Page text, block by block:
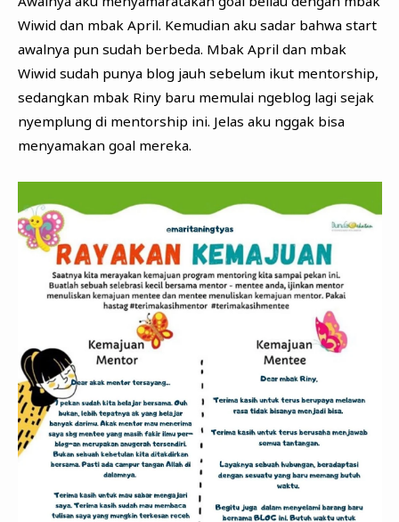
Wiwid dan mbak April. Kemudian aku sadar bahwa start
awalnya pun sudah berbeda. Mbak April dan mbak
Wiwid sudah punya blog jauh sebelum ikut mentorship,
sedangkan mbak Riny baru memulai ngeblog lagi sejak
nyemplung di mentorship ini. Jelas aku nggak bisa
menyamakan goal mereka.